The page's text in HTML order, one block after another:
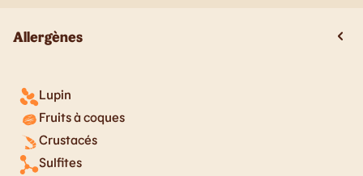
Allergènes
Lupin
Fruits à coques
Crustacés
Sulfites